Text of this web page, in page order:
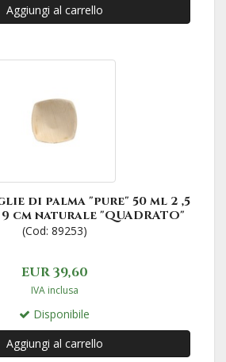
Aggiungi al carrello
di palma "pure" 50 ml 2 ,5
cm naturale "QUADRATO"
(Cod: 89253)
EUR 39,60
IVA inclusa
Disponibile
Aggiungi al carrello